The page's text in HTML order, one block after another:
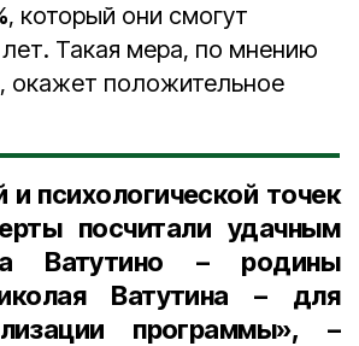
, который они смогут
лет. Такая мера, по мнению
окажет положительное
психологической точек
посчитали удачным
Ватутино – родины
Ватутина – для
программы», –